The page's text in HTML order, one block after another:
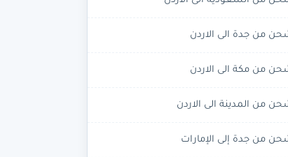
من جدة الى الاردن
من مكة الى الاردن
من المدينة الى الاردن
من جدة إلى الإمارات